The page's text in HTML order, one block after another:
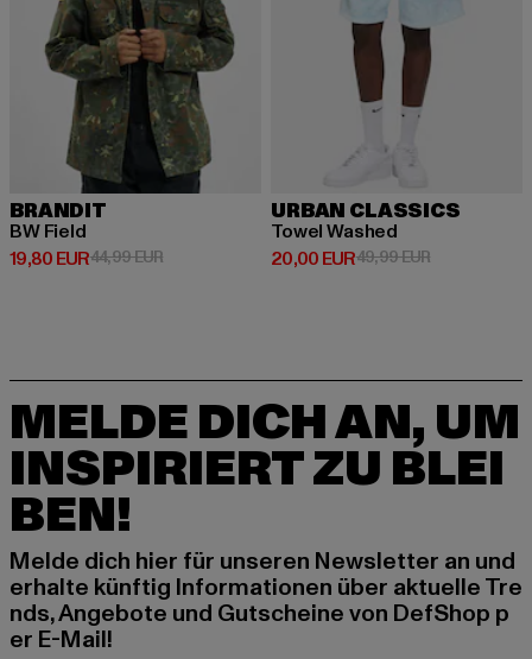
BRANDIT
BW Field
19,80 EUR
Derzeitiger Preis: 19,80 EUR
44,99 EURAktionspreis: 44,99 EUR
URBAN CLASSICS
Towel Washed
20,00 EUR
Derzeitiger Preis: 20,00 EUR
49,99 EURAktionspreis:
MELDE DICH AN, UM
INSPIRIERT ZU BLEI
BEN!
Melde dich hier für unseren Newsletter an und
erhalte künftig Informationen über aktuelle Tre
nds, Angebote und Gutscheine von DefShop p
er E-Mail!